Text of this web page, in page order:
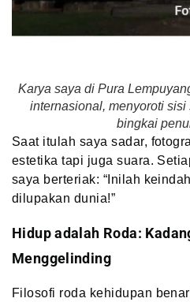
Karya saya di Pura
internasional, menyoroti
bingkai
Saat itulah saya sadar,
estetika tapi juga suara.
saya berteriak: “Inilah
dilupakan dunia!”
Hidup adalah Roda:
Menggelinding
Filosofi roda kehidupan